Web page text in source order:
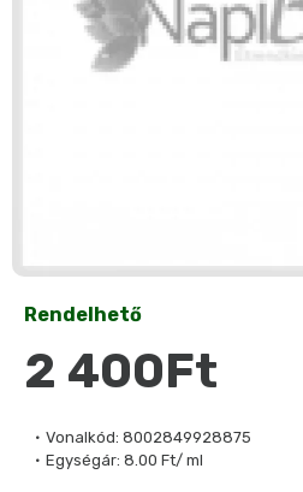
Vonalkód: 8002849928875
Egységár: 8.00 Ft/ ml
Rendelhető
2 400Ft